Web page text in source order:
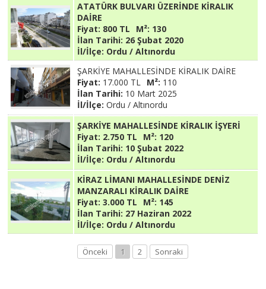
ATATÜRK BULVARI ÜZERİNDE KİRALIK
DAİRE
Fiyat: 800 TL M²: 130
İlan Tarihi: 26 Şubat 2020
İl/İlçe: Ordu / Altınordu
ŞARKİYE MAHALLESİNDE KİRALIK DAİRE
Fiyat: 17.000 TL M²: 110
İlan Tarihi: 10 Mart 2025
İl/İlçe: Ordu / Altınordu
ŞARKİYE MAHALLESİNDE KİRALIK İŞYERİ
Fiyat: 2.750 TL M²: 120
İlan Tarihi: 10 Şubat 2022
İl/İlçe: Ordu / Altınordu
KİRAZ LİMANI MAHALLESİNDE DENİZ
MANZARALI KİRALIK DAİRE
Fiyat: 3.000 TL M²: 145
İlan Tarihi: 27 Haziran 2022
İl/İlçe: Ordu / Altınordu
Önceki 1 2 Sonraki